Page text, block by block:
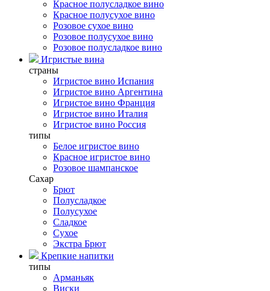
Красное полусладкое вино
Красное полусухое вино
Розовое сухое вино
Розовое полусухое вино
Розовое полусладкое вино
Игристые вина
страны
Игристое вино Испания
Игристое вино Аргентина
Игристое вино Франция
Игристое вино Италия
Игристое вино Россия
типы
Белое игристое вино
Красное игристое вино
Розовое шампанское
Сахар
Брют
Полусладкое
Полусухое
Сладкое
Сухое
Экстра Брют
Крепкие напитки
типы
Арманьяк
Виски